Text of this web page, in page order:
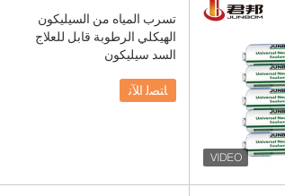
تسرب المياه من السيليكون
الهيكلي الرطوبة قابل للعلاج
السد سيليكون
ﺎﺘﺼﻟ ﺍﻶﻧ